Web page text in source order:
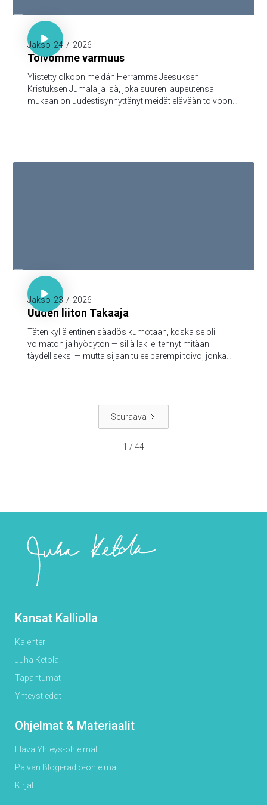
1. Piet. 1:3-5

Jakso 24 / 2026
Toivomme varmuus
Ylistetty olkoon meidän Herramme Jeesuksen
Kristuksen Jumala ja Isä, joka suuren laupeutensa
mukaan on uudestisynnyttänyt meidät elävään toivoon
kautta varjellutte pelastukseen, joka on valmis
Hepr. 7:18-19

Jakso 23 / 2026
Uuden liiton Takaaja
Täten kyllä entinen säädös kumotaan, koska se oli
voimaton ja hyödytön — sillä laki ei tehnyt mitään
täydelliseksi — mutta sijaan tulee parempi toivo, jonka
Seuraava
1 / 44
Kansat Kalliolla
Kalenteri
Juha Ketola
Tapahtumat
Yhteystiedot
Ohjelmat & Materiaalit
Elävä Yhteys-ohjelmat
Päivän Blogi-radio-ohjelmat
Kirjat